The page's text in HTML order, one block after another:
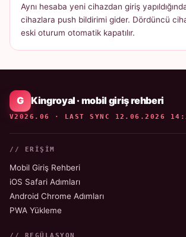
Aynı hesaba yeni cihazdan giriş
cihazlara push bildirimi gider. Dördüncü
eski oturum otomatik kapatılır.
Kingroyal · mobil giriş rehberi
V2026.06 · LAST SYNC 12.06.2026
// ERIŞIM
Mobil Giriş Rehberi
iOS Safari Adımları
Android Chrome Adımları
PWA Yükleme